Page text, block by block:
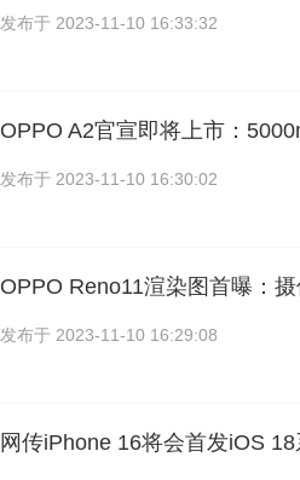
发布于 2023-11-10 16:33:32
OPPO A2官宣即将上市：
发布于 2023-11-10 16:30:02
OPPO Reno11渲染图首曝：
发布于 2023-11-10 16:29:08
网传iPhone 16将会首发iOS